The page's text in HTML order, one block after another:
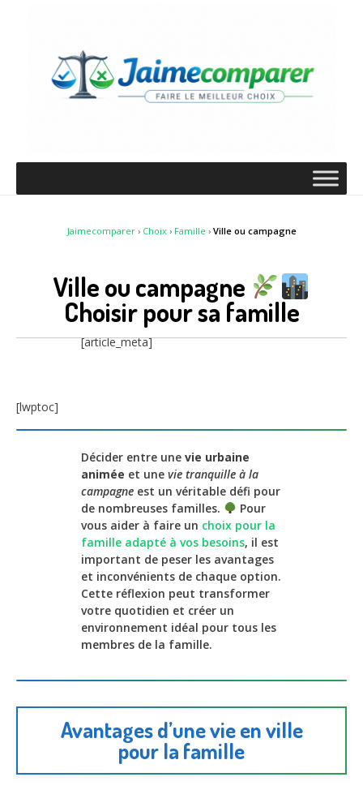
Jaimecomparer› Choix› Famille › Ville ou campagne
Ville ou campagne
Choisir pour sa famille
[article_meta]
[lwptoc]
Décider entre une vie urbaine
animée et une vie tranquille à la
campagne est un véritable défi pour
de nombreuses familles.
Pour
vous aider à faire un choix pour la
famille adapté à vos besoins, il est
important de peser les avantages
et inconvénients de chaque option.
Cette réflexion peut transformer
votre quotidien et créer un
environnement idéal pour tous les
membres de la famille.
Avantages d’une vie en ville
pour la famille